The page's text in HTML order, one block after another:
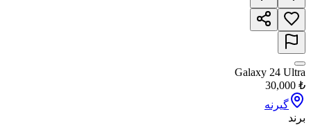
Galaxy 24 Ultra
₺
30,000
گیرنه
برند